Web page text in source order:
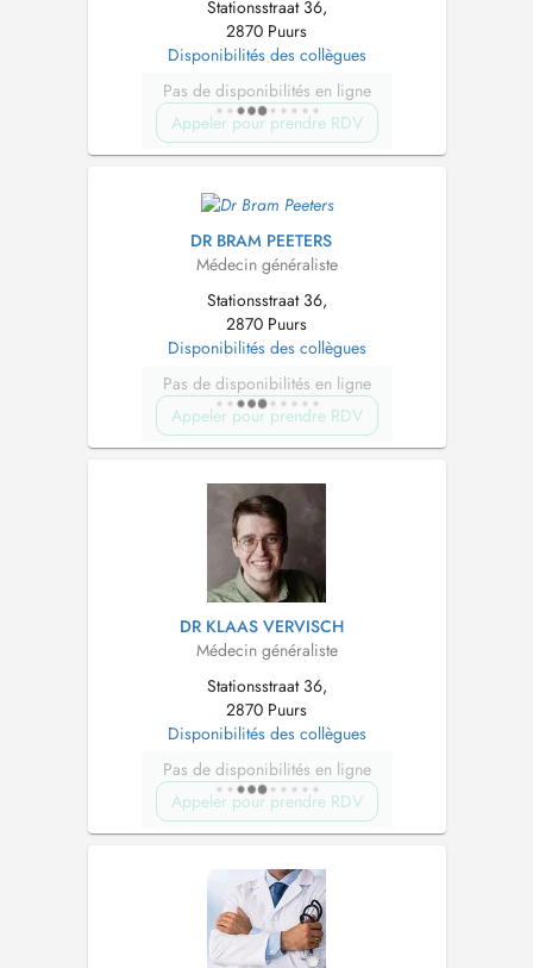
Stationsstraat 36,
2870 Puurs
Disponibilités des collègues
Pas de disponibilités en ligne
Appeler pour prendre RDV
DR BRAM PEETERS
Médecin généraliste
Stationsstraat 36,
2870 Puurs
Disponibilités des collègues
Pas de disponibilités en ligne
Appeler pour prendre RDV
DR KLAAS VERVISCH
Médecin généraliste
Stationsstraat 36,
2870 Puurs
Disponibilités des collègues
Pas de disponibilités en ligne
Appeler pour prendre RDV